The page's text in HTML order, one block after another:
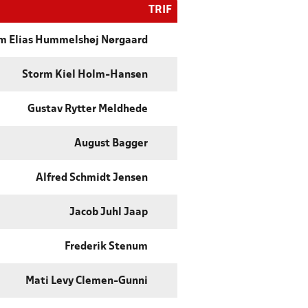
TRIF
Elias Hummelshøj Nørgaard
Storm Kiel Holm-Hansen
Gustav Rytter Meldhede
August Bagger
Alfred Schmidt Jensen
Jacob Juhl Jaap
Frederik Stenum
Mati Levy Clemen-Gunni